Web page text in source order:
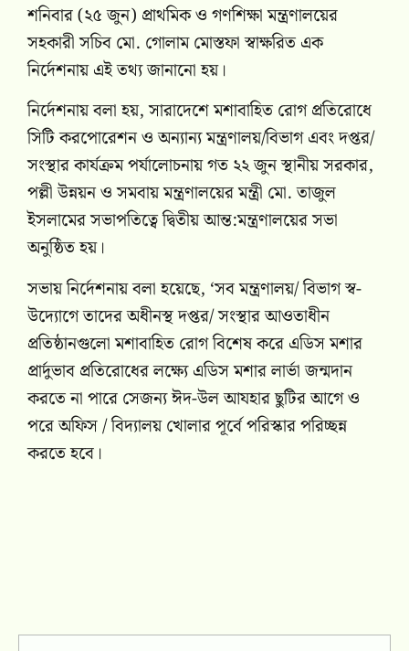
শনিবার (২৫ জুন) প্রাথমিক ও গণশিক্ষা মন্ত্রণালয়ের
সহকারী সচিব মো. গোলাম মোস্তফা স্বাক্ষরিত এক
নির্দেশনায় এই তথ্য জানানো হয়।
নির্দেশনায় বলা হয়, সারাদেশে মশাবাহিত রোগ প্রতিরোধে
সিটি করপোরেশন ও অন্যান্য মন্ত্রণালয়/বিভাগ এবং দপ্তর/
সংস্থার কার্যক্রম পর্যালোচনায় গত ২২ জুন স্থানীয় সরকার,
পল্লী উন্নয়ন ও সমবায় মন্ত্রণালয়ের মন্ত্রী মো. তাজুল
ইসলামের সভাপতিত্বে দ্বিতীয় আন্ত:মন্ত্রণালয়ের সভা
অনুষ্ঠিত হয়।
সভায় নির্দেশনায় বলা হয়েছে, ‘সব মন্ত্রণালয়/ বিভাগ স্ব-
উদ্যোগে তাদের অধীনস্থ দপ্তর/ সংস্থার আওতাধীন
প্রতিষ্ঠানগুলো মশাবাহিত রোগ বিশেষ করে এডিস মশার
প্রার্দুভাব প্রতিরোধের লক্ষ্যে এডিস মশার লার্ভা জন্মদান
করতে না পারে সেজন্য ঈদ-উল আযহার ছুটির আগে ও
পরে অফিস / বিদ্যালয় খোলার পূর্বে পরিস্কার পরিচ্ছন্ন
করতে হবে।